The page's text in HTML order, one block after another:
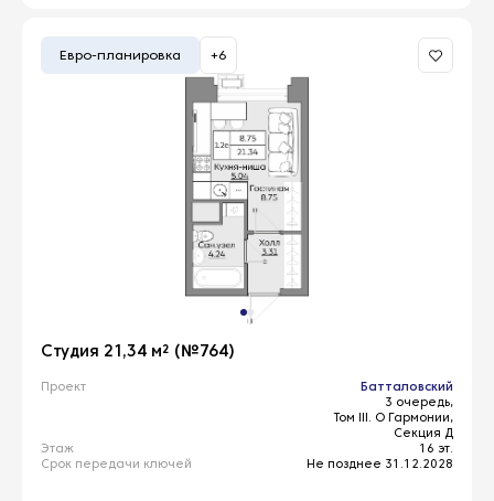
Евро-планировка +6
Студия 21,34 м² (№764)
Проект
Батталовский
3 очередь,
Том III. О Гармонии,
Секция Д
Этаж
16 эт.
Срок передачи ключей
Не позднее 31.12.2028